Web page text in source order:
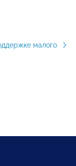
малого